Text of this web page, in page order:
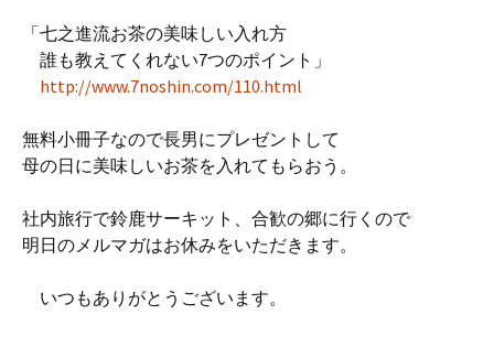
「七之進流お茶の美味しい入れ方
誰も教えてくれない7つのポイント」
http://www.7noshin.com/110.html
無料小冊子なので長男にプレゼントして
母の日に美味しいお茶を入れてもらおう。
社内旅行で鈴鹿サーキット、合歓の郷に行くので
明日のメルマガはお休みをいただきます。
いつもありがとうございます。